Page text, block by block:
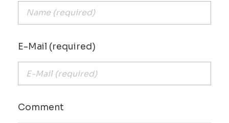
E-Mail (required)
Comment